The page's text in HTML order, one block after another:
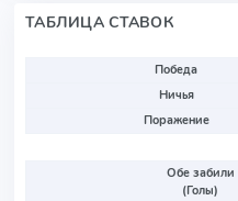
ТАБЛИЦА СТАВОК
Победа
Ничья
Поражение
Обе забили
(Голы)